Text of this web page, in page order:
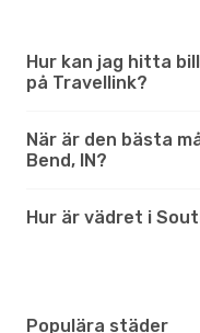
Hur kan jag hitta
på Travellink?
När är den bästa
Bend, IN?
Hur är vädret i
Populära städer